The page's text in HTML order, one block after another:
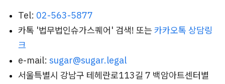
Tel: 02-563-5877
카톡 '법무법인슈가스퀘어' 검색! 또는 카카오톡 상담링
크
e-mail: sugar@sugar.legal
서울특별시 강남구 테헤란로113길 7 백암아트센터별